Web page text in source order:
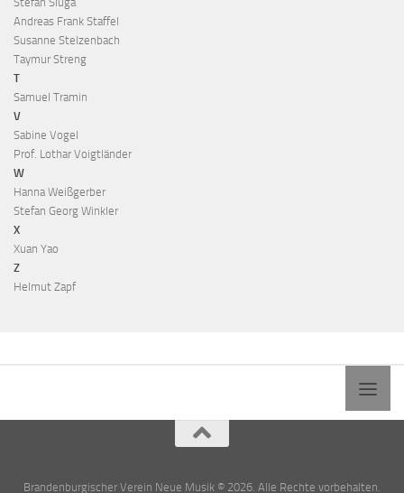
Andreas Frank Staffel
Susanne Stelzenbach
Taymur Streng
T
Samuel Tramin
V
Sabine Vogel
Prof. Lothar Voigtländer
W
Hanna Weißgerber
Stefan Georg Winkler
X
Xuan Yao
Z
Helmut Zapf
Brandenburgischer Verein Neue Musik © 2026. Alle Rechte vorbehalten.